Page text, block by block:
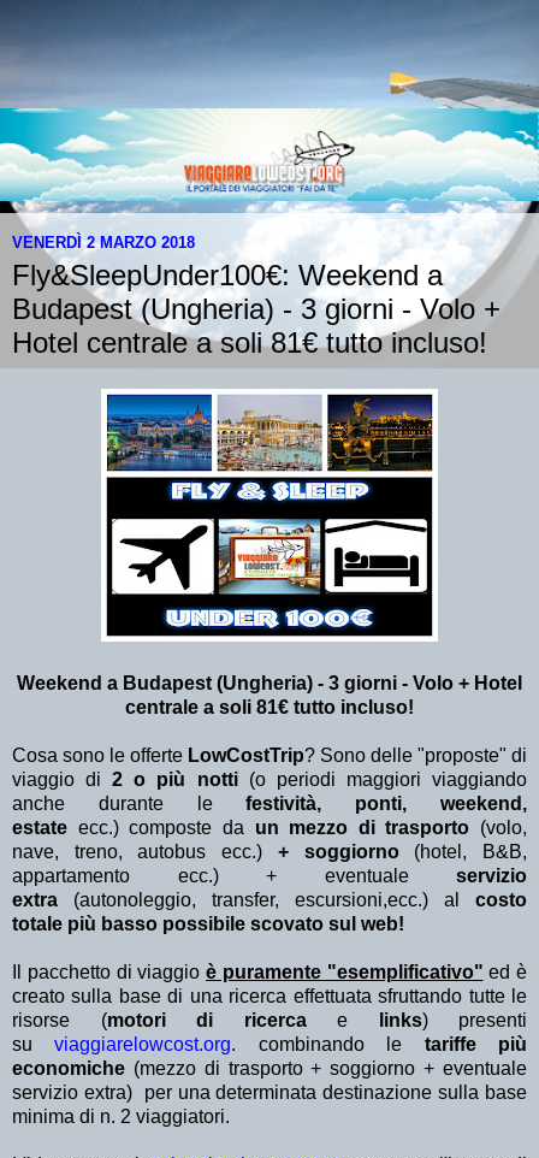
VENERDÌ 2 MARZO 2018
Fly&SleepUnder100€: Weekend a
Budapest (Ungheria) - 3 giorni - Volo +
Hotel centrale a soli 81€ tutto incluso!
Weekend a Budapest (Ungheria) - 3 giorni - Volo + Hotel
centrale a soli 81€ tutto incluso!
Cosa sono le offerte LowCostTrip? Sono delle "proposte" di
viaggio di2 o più notti (o periodi maggiori viaggiando
anche durante lefestività, ponti, weekend,
estate ecc.) composte da un mezzo di trasporto (volo,
nave, treno, autobus ecc.) + soggiorno(hotel, B&B,
appartamento ecc.) + eventuale servizio
extra (autonoleggio, transfer, escursioni,ecc.) al costo
totale più basso possibile scovato sul web!
Il pacchetto di viaggio è puramente "esemplificativo" ed è
creato sulla base di una ricerca effettuata sfruttando tutte le
risorse (motori di ricerca e links) presenti
suviaggiarelowcost.org. combinando le tariffe più
economiche (mezzo di trasporto + soggiorno + eventuale
servizio extra)
per una determinata destinazione sulla base
minima di n. 2 viaggiatori.